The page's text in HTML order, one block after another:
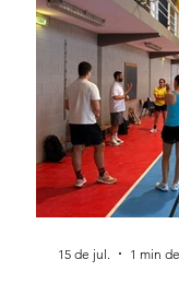
15 de jul. 1 min